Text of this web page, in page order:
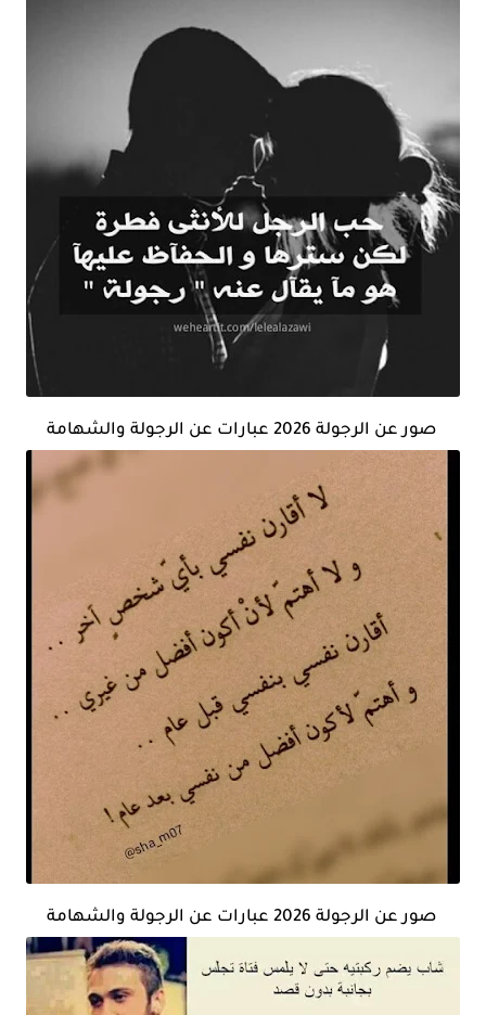
صور عن الرجولة 2026 عبارات عن الرجولة والشهامة
صور عن الرجولة 2026 عبارات عن الرجولة والشهامة